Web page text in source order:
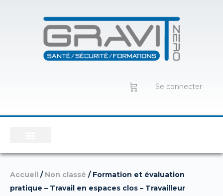
Se connecter
Accueil / Non classé / Formation et évaluation
pratique – Travail en espaces clos – Travailleur